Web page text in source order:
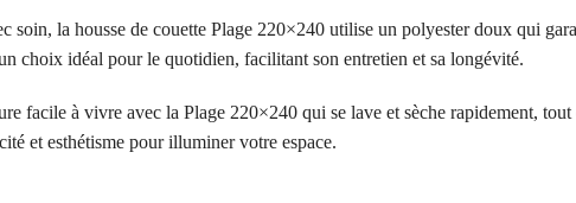
soin, la housse de couette Plage 220×240 utilise un polyester doux qui
choix idéal pour le quotidien, facilitant son entretien et sa longévité.
facile à vivre avec la Plage 220×240 qui se lave et sèche rapidement,
et esthétisme pour illuminer votre espace.